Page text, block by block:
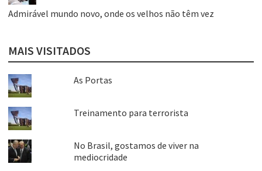
Admirável mundo novo, onde os velhos não têm vez
MAIS VISITADOS
As Portas
Treinamento para terrorista
No Brasil, gostamos de viver na
mediocridade